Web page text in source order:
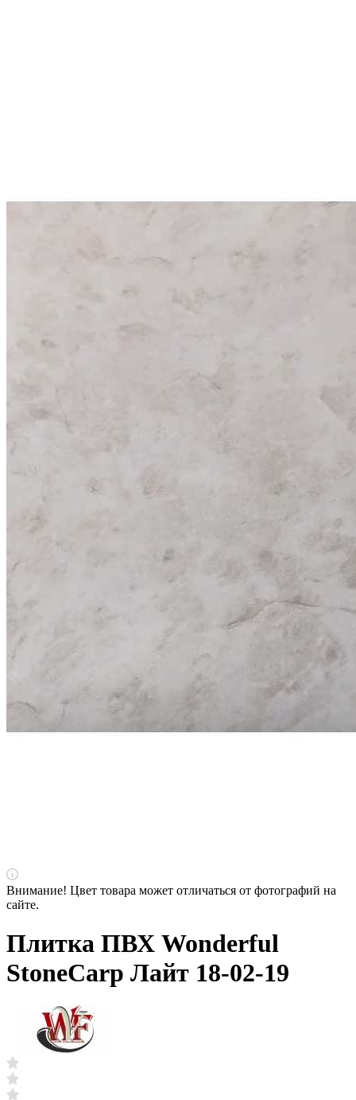
Внимание! Цвет товара может отличаться от фотографий на
сайте.
Плитка ПВХ Wonderful
StoneCarp Лайт 18-02-19